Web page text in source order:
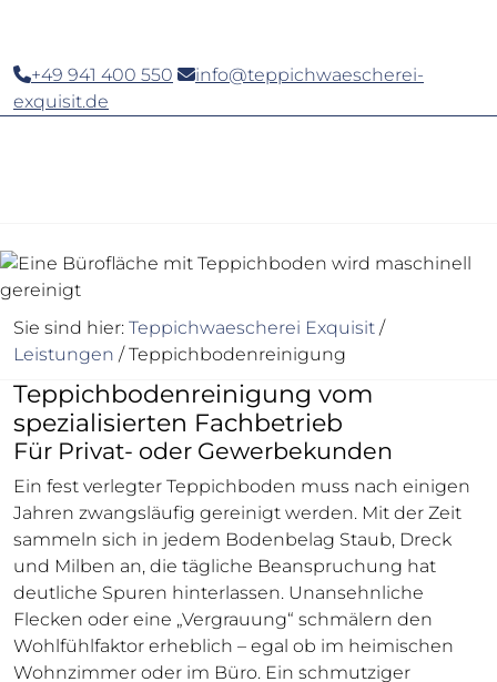
+49 941 400 550
info@teppichwaescherei-
exquisit.de
Sie sind hier: Teppichwaescherei Exquisit /
Leistungen / Teppichbodenreinigung
Teppichbodenreinigung vom
spezialisierten Fachbetrieb
Für Privat- oder Gewerbekunden
Ein fest verlegter Teppichboden muss nach einigen
Jahren zwangsläufig gereinigt werden. Mit der Zeit
sammeln sich in jedem Bodenbelag Staub, Dreck
und Milben an, die tägliche Beanspruchung hat
deutliche Spuren hinterlassen. Unansehnliche
Flecken oder eine „Vergrauung“ schmälern den
Wohlfühlfaktor erheblich – egal ob im heimischen
Wohnzimmer oder im Büro. Ein schmutziger